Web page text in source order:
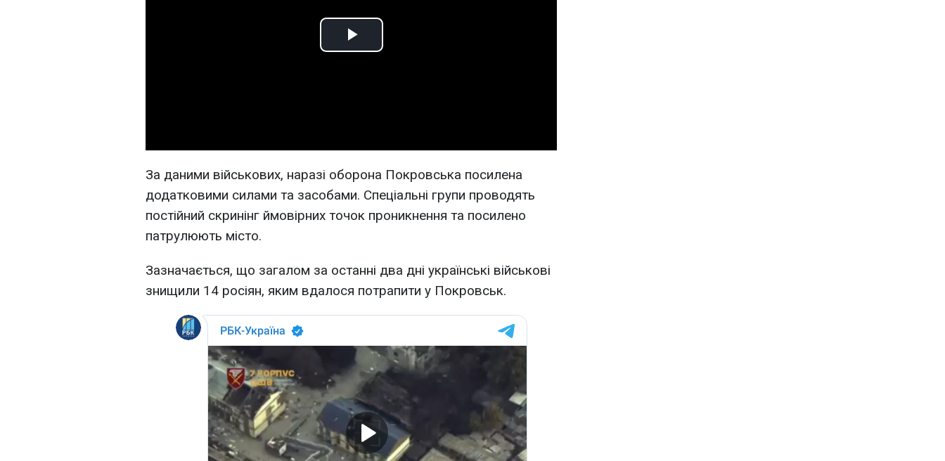
Play
За даними військових, наразі оборона Покровська посилена
додатковими силами та засобами. Спеціальні групи проводять
постійний скринінг ймовірних точок проникнення та посилено
патрулюють місто.
Зазначається, що загалом за останні два дні українські військові
знищили 14 росіян, яким вдалося потрапити у Покровськ.